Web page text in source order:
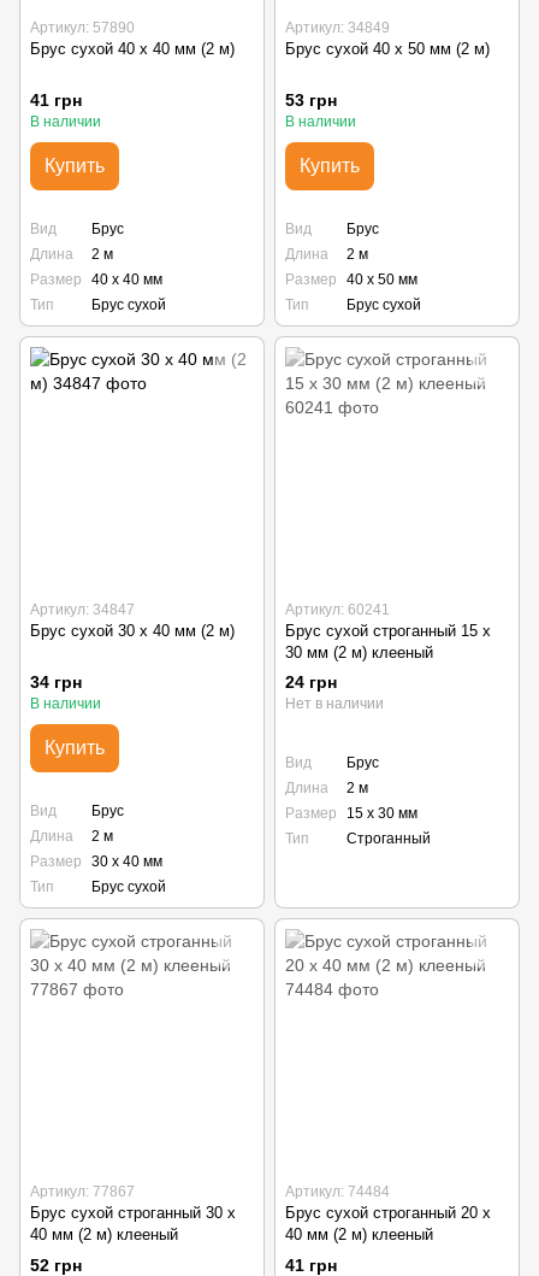
Артикул: 57890
Брус сухой 40 х 40 мм (2 м)
41 грн
В наличии
Купить
Вид
Брус
Длина
2 м
Размер
40 х 40 мм
Тип
Брус сухой
Артикул: 34849
Брус сухой 40 х 50 мм (2 м)
53 грн
В наличии
Купить
Вид
Брус
Длина
2 м
Размер
40 х 50 мм
Тип
Брус сухой
Артикул: 34847
Брус сухой 30 х 40 мм (2 м)
34 грн
В наличии
Купить
Вид
Брус
Длина
2 м
Размер
30 х 40 мм
Тип
Брус сухой
Артикул: 60241
Брус сухой строганный 15 х
30 мм (2 м) клееный
24 грн
Нет в наличии
Вид
Брус
Длина
2 м
Размер
15 х 30 мм
Тип
Строганный
Артикул: 77867
Брус сухой строганный 30 х
40 мм (2 м) клееный
52 грн
Артикул: 74484
Брус сухой строганный 20 х
40 мм (2 м) клееный
41 грн